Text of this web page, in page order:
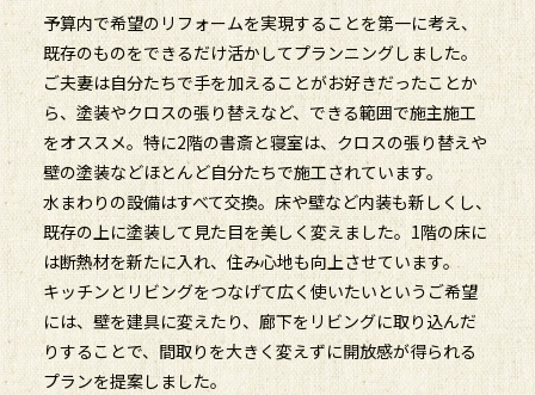
予算内で希望のリフォームを実現することを第一に考え、
既存のものをできるだけ活かしてプランニングしました。
ご夫妻は自分たちで手を加えることがお好きだったことか
ら、塗装やクロスの張り替えなど、できる範囲で施主施工
をオススメ。特に2階の書斎と寝室は、クロスの張り替えや
壁の塗装などほとんど自分たちで施工されています。
水まわりの設備はすべて交換。床や壁など内装も新しくし、
既存の上に塗装して見た目を美しく変えました。1階の床に
は断熱材を新たに入れ、住み心地も向上させています。
キッチンとリビングをつなげて広く使いたいというご希望
には、壁を建具に変えたり、廊下をリビングに取り込んだ
りすることで、間取りを大きく変えずに開放感が得られる
プランを提案しました。